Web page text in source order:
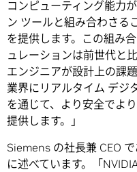
コンピューティング能力
ン ツールと組み合わさる
を提供します。この組み
ュレーションは前世代と
エンジニアが設計上の課
業界にリアルタイム デジ
を通じて、より安全でよ
提供します。」
Siemens の社長兼 CEO
に述べています。「